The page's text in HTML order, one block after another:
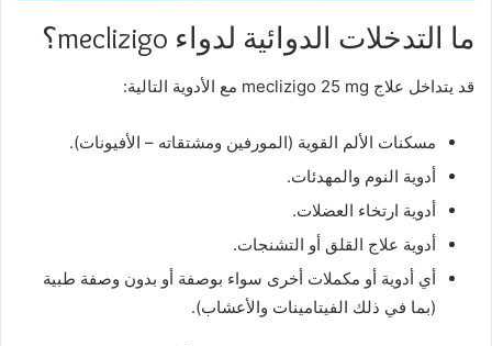
ما التدخلات الدوائية لدواء meclizigo؟
قد يتداخل علاج meclizigo 25 mg مع الأدوية التالية:
مسكنات الألم القوية (المورفين ومشتقاته – الأفيونات).
أدوية النوم والمهدئات.
أدوية ارتخاء العضلات.
أدوية علاج القلق أو التشنجات.
أي أدوية أو مكملات أخرى سواء بوصفة أو بدون وصفة طبية
(بما في ذلك الفيتامينات والأعشاب).